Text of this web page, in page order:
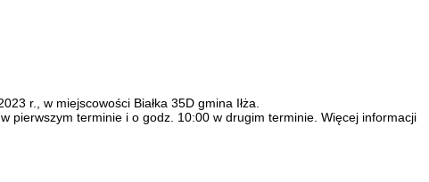
r., w miejscowości Białka 35D gmina Iłża.
pierwszym terminie i o godz. 10:00 w drugim terminie. Więcej informacji